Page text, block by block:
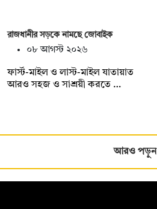
রাজধানীর সড়কে নামছে জোবাইক
০৮ আগস্ট ২০২৬
ফার্স্ট-মাইল ও লাস্ট-মাইল যাতায়াত
আরও সহজ ও সাশ্রয়ী করতে …
আরও পড়ুন